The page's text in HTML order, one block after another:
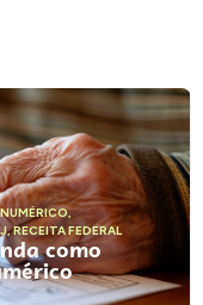
,
,RECEITA FEDERAL
como